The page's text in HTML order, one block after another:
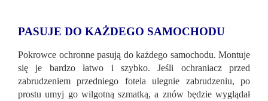
PASUJE DO KAŻDEGO SAMOCHODU
Pokrowce ochronne pasują do każdego samochodu. Montuje
się je bardzo łatwo i szybko. Jeśli ochraniacz przed
zabrudzeniem przedniego fotela ulegnie zabrudzeniu, po
prostu umyj go wilgotną szmatką, a znów będzie wyglądał